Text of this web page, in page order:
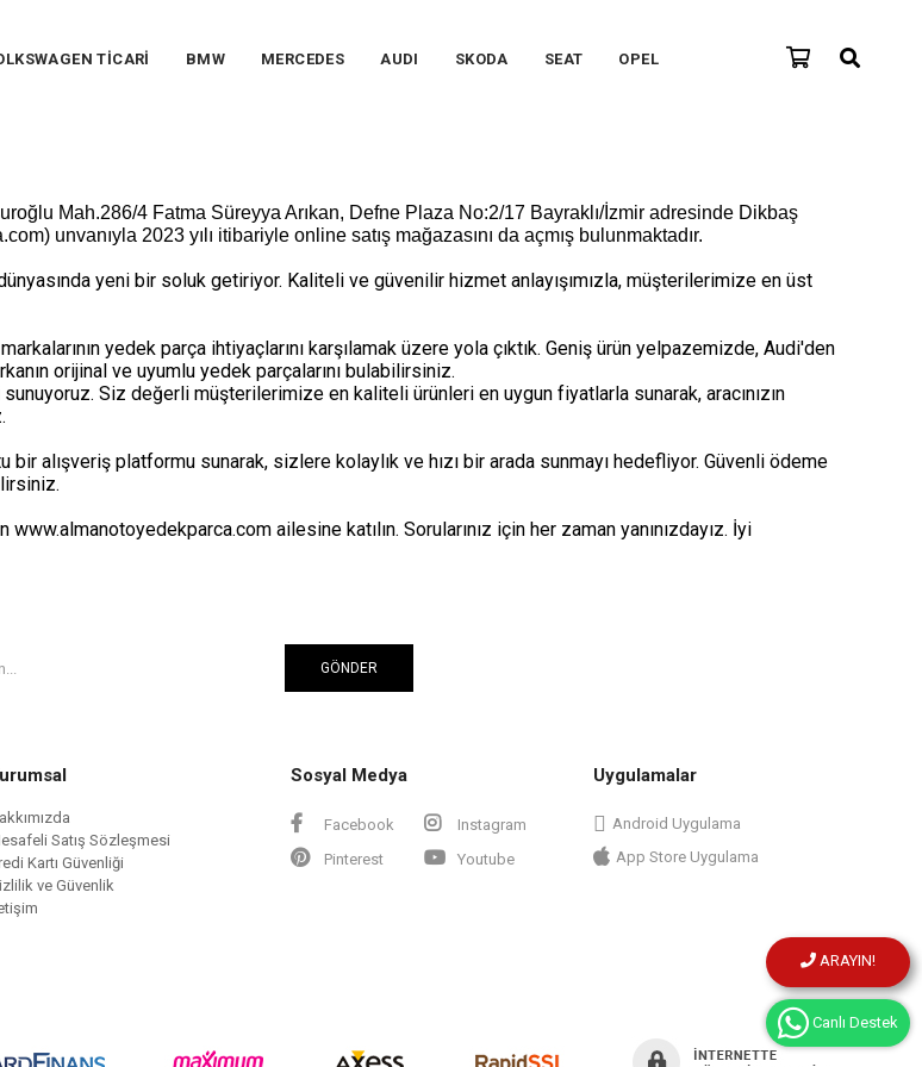
TİCARİ BMW MERCEDES AUDI SKODA SEAT OPEL
Mah.286/4 Fatma Süreyya Arıkan, Defne Plaza No:2/17 Bayraklı/İzmir adresinde Dikbaş
unvanıyla 2023 yılı itibariyle online satış mağazasını da açmış bulunmaktadır.
yeni bir soluk getiriyor. Kaliteli ve güvenilir hizmet anlayışımızla, müşterilerimize en üst
yedek parça ihtiyaçlarını karşılamak üzere yola çıktık. Geniş ürün yelpazemizde, Audi'den
orijinal ve uyumlu yedek parçalarını bulabilirsiniz.
Siz değerli müşterilerimize en kaliteli ürünleri en uygun fiyatlarla sunarak, aracınızın
alışveriş platformu sunarak, sizlere kolaylık ve hızı bir arada sunmayı hedefliyor. Güvenli ödeme
ailesine katılın. Sorularınız için her zaman yanınızdayız. İyi
GÖNDER
Satış Sözleşmesi
Kartı Güvenliği
ve Güvenlik
Sosyal Medya
Facebook
Instagram
Pinterest
Youtube
Uygulamalar
Android Uygulama
App Store Uygulama
ARAYIN!
Canlı Destek